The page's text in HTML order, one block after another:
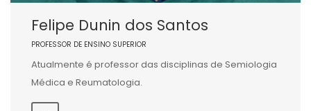
Felipe Dunin dos Santos
PROFESSOR DE ENSINO SUPERIOR
Atualmente é professor das disciplinas de Semiologia
Médica e Reumatologia.